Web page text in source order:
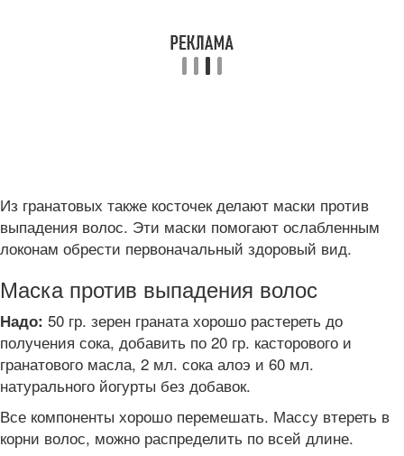
Из гранатовых также косточек делают маски против
выпадения волос. Эти маски помогают ослабленным
локонам обрести первоначальный здоровый вид.
Маска против выпадения волос
Надо: 50 гр. зерен граната хорошо растереть до
получения сока, добавить по 20 гр. касторового и
гранатового масла, 2 мл. сока алоэ и 60 мл.
натурального йогурты без добавок.
Все компоненты хорошо перемешать. Массу втереть в
корни волос, можно распределить по всей длине.